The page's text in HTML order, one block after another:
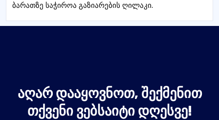
ბარათზე საჭიროა გაზიარების ღილაკი.
ᲐᲦᲐᲠ ᲓᲐᲐᲧᲝᲕᲜᲝᲗ, ᲨᲔᲥᲛᲔᲜᲘᲗ
ᲗᲥᲕᲔᲜᲘ ᲕᲔᲑᲡᲐᲘᲢᲘ ᲓᲦᲔᲡᲕᲔ!